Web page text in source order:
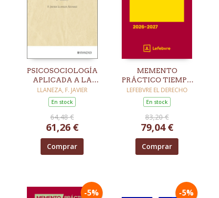
PSICOSOCIOLOGÍA
APLICADA A LA
PREVENCIÓN DE
RIESGOS
LABORALES. 2ª ED.
LLANEZA, F. JAVIER
En stock
64,48 €
61,26 €
Comprar
MEMENTO
PRÁCTICO TIEMPO
DE TRABAJO 2026-
2027
LEFEBVRE EL DERECHO
En stock
83,20 €
79,04 €
Comprar
-5% -5%